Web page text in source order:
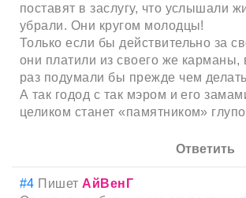
поставят в заслугу, что услышали
убрали. Они кругом молодцы!
Только если бы действительно за
они платили из своего же карманы,
раз подумали бы прежде чем
А так годод с так мэром и его
целиком станет «памятником»
Ответить
#4 Пишет АйВенГ